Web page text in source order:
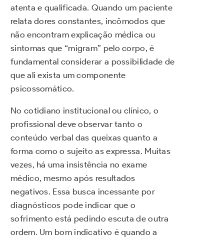
atenta e qualificada. Quando um paciente
relata dores constantes, incômodos que
não encontram explicação médica ou
sintomas que “migram” pelo corpo, é
fundamental considerar a possibilidade de
que ali exista um componente
psicossomático.
No cotidiano institucional ou clínico, o
profissional deve observar tanto o
conteúdo verbal das queixas quanto a
forma como o sujeito as expressa. Muitas
vezes, há uma insistência no exame
médico, mesmo após resultados
negativos. Essa busca incessante por
diagnósticos pode indicar que o
sofrimento está pedindo escuta de outra
ordem. Um bom indicativo é quando a